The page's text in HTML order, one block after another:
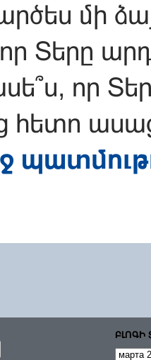
մի
Տերը
որ
հետո
ԲԼՈԳԻ